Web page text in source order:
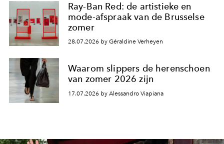
Ray-Ban Red: de artistieke en
mode-afspraak van de Brusselse
zomer
28.07.2026 by Géraldine Verheyen
Waarom slippers de herenschoen
van zomer 2026 zijn
17.07.2026 by Alessandro Viapiana